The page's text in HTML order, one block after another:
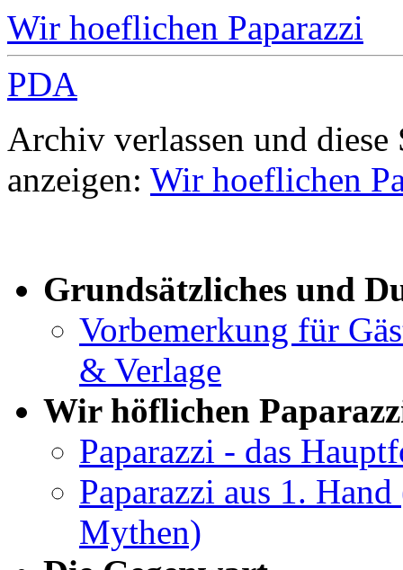
Wir hoeflichen Paparazzi
PDA
Archiv verlassen und diese
anzeigen: Wir hoeflichen
Grundsätzliches und
Vorbemerkung für
& Verlage
Wir höflichen
Paparazzi - das
Paparazzi aus 1.
Mythen)